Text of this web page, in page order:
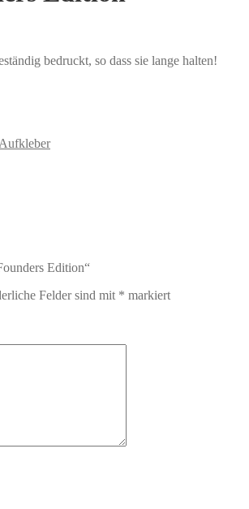
bedruckt, so dass sie lange halten!
Edition“
Felder sind mit * markiert